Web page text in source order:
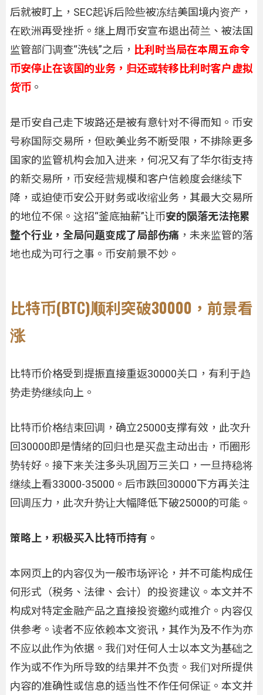
后就被盯上，SEC起诉后险些被冻结美国境内资产，
在欧洲再受挫折。继上周币安宣布退出荷兰、被法国
监管部门调查“洗钱”之后， 比利时当局在本周五命令
币安停止在该国的业务，归还或转移比利时客户虚拟
货币。
是币安自己走下坡路还是被有意针对不得而知。币安
号称国际交易所，但欧美业务不断受限，不排除更多
国家的监管机构会加入进来，何况又有了华尔街支持
的新交易所，币安经营规模和客户信赖度会继续下
降，或迫使币安公开财务或收缩业务，其最大交易所
的地位不保。这招“釜底抽薪”让币安的陨落无法拖累
整个行业，全局问题变成了局部伤痛，未来监管的落
地也成为可行之事。币安前景不妙。
比特币(BTC)顺利突破30000，前景看
涨
比特币价格受到提振直接重返30000关口，有利于趋
势走势继续向上。
比特币价格结束回调，确立25000支撑有效，此次升
回30000即是情绪的回归也是买盘主动出击，币圈形
势转好。接下来关注多头巩固万三关口，一旦持稳将
继续上看33000-35000。后市跌回30000下方再关注
回调压力，此次升势让大幅降低下破25000的可能。
策略上，积极买入比特币持有。
本网页上的内容仅为一般市场评论，并不可能构成任
何形式（税务、法律、会计）的投资建议。本文并不
构成对特定金融产品之直接投资邀约或推介。内容仅
供参考。读者不应依赖本文资讯，其作为及不作为亦
不应以此作为依据。我们对任何人士以本文为基础之
作为或不作为所导致的结果并不负责。我们对所提供
内容的准确性或信息的适当性不作任何保证。本文并